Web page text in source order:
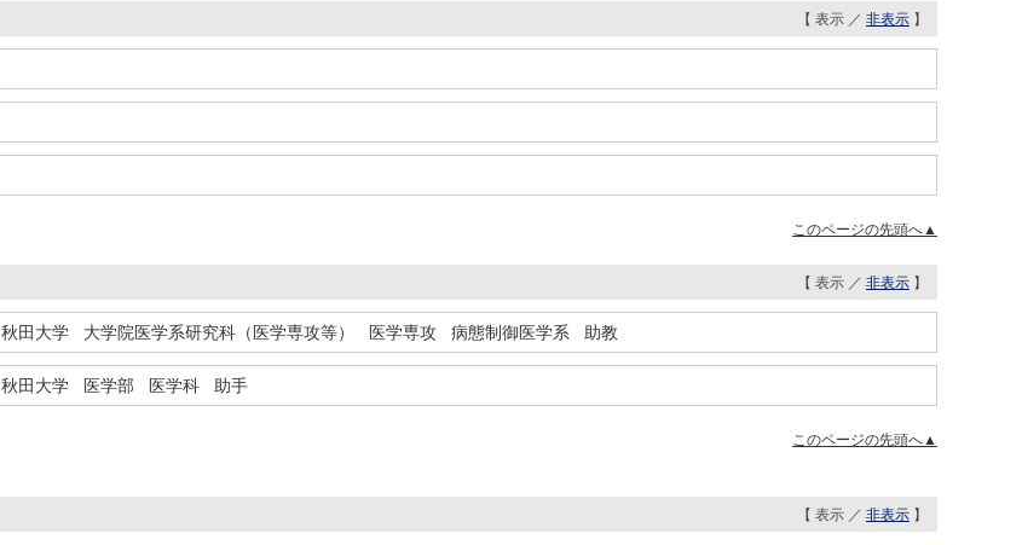
【 表示 ／ 非表示 】
このページの先頭へ▲
【 表示 ／ 非表示 】
秋田大学 大学院医学系研究科（医学専攻等） 医学専攻 病態制御医学系 助教
秋田大学 医学部 医学科 助手
このページの先頭へ▲
【 表示 ／ 非表示 】